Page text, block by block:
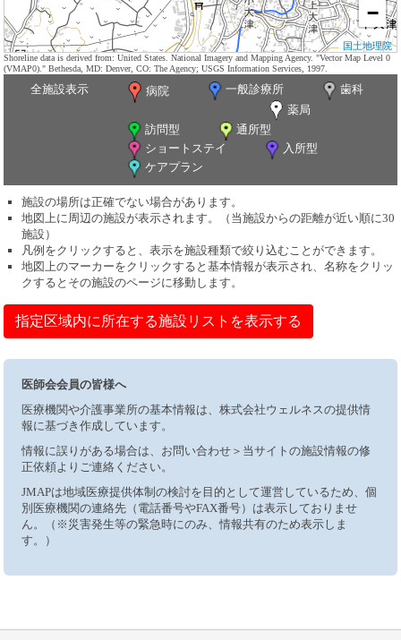
−
国土地理院
Shoreline data is derived from: United States. National Imagery and Mapping Agency. "Vector Map Level 0
(VMAP0)." Bethesda, MD: Denver, CO: The Agency; USGS Information Services, 1997.
全施設表示 病院 一般診療所
歯科
薬局
訪問型
通所型
ショートステイ
入所型
ケアプラン
施設の場所は正確でない場合があります。
地図上に周辺の施設が表示されます。（当施設からの距離が近い順に30
施設）
凡例をクリックすると、表示を施設種類で絞り込むことができます。
地図上のマーカーをクリックすると基本情報が表示され、名称をクリッ
クするとその施設のページに移動します。
指定区域内に所在する施設リストを表示する
医師会会員の皆様へ
医療機関や介護事業所の基本情報は、株式会社ウェルネスの提供情
報に基づき作成しています。
情報に誤りがある場合は、お問い合わせ＞当サイトの施設情報の修
正依頼よりご連絡ください。
JMAPは地域医療提供体制の検討を目的として運営しているため、個
別医療機関の連絡先（電話番号やFAX番号）は表示しておりませ
ん。（※災害発生等の緊急時にのみ、情報共有のため表示しま
す。）